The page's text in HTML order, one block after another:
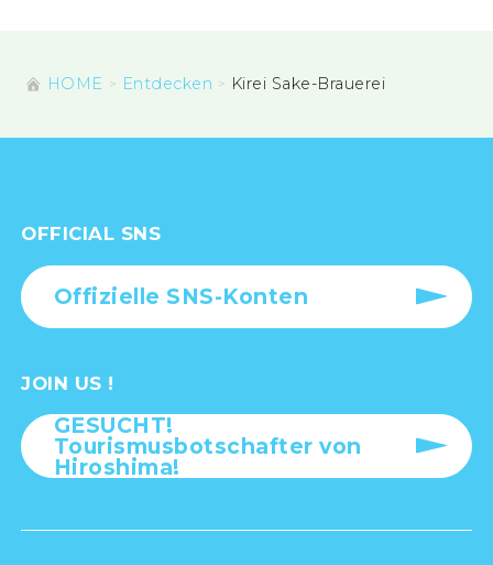
HOME Entdecken Kirei Sake-Brauerei
OFFICIAL SNS
Offizielle SNS-Konten
JOIN US !
GESUCHT!
Tourismusbotschafter von
Hiroshima!